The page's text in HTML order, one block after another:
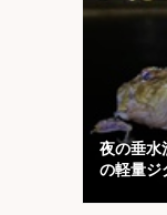
夜の垂水
の軽量ジ